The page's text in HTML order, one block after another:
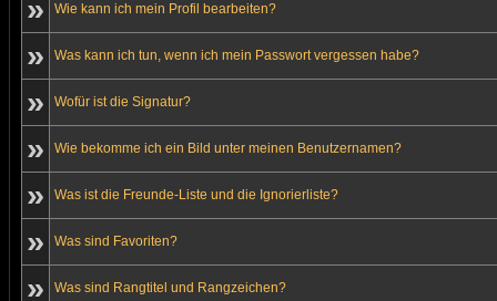
» Wie kann ich mein Profil bearbeiten?
» Was kann ich tun, wenn ich mein Passwort vergessen habe?
» Wofür ist die Signatur?
» Wie bekomme ich ein Bild unter meinen Benutzernamen?
» Was ist die Freunde-Liste und die Ignorierliste?
» Was sind Favoriten?
» Was sind Rangtitel und Rangzeichen?